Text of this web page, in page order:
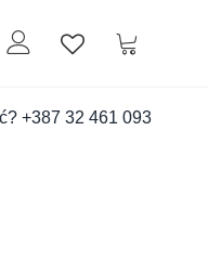
Moj nalogLista zelja
Korpa
+387 32 461 093